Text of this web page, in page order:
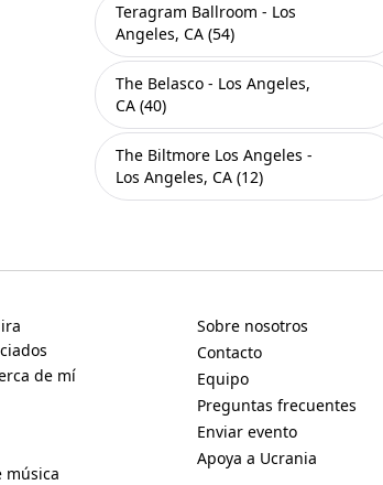
Teragram Ballroom - Los
Angeles, CA (54)
The Belasco - Los Angeles,
CA (40)
The Biltmore Los Angeles -
Los Angeles, CA (12)
de mí
música
Sobre nosotros
Contacto
Equipo
Preguntas frecuentes
Enviar evento
Apoya a Ucrania